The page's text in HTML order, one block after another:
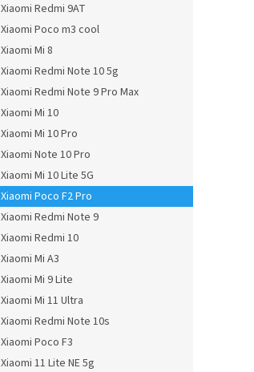
Xiaomi Redmi 9AT
Xiaomi Poco m3 cool
Xiaomi Mi 8
Xiaomi Redmi Note 10 5g
Xiaomi Redmi Note 9 Pro Max
Xiaomi Mi 10
Xiaomi Mi 10 Pro
Xiaomi Note 10 Pro
Xiaomi Mi 10 Lite 5G
Xiaomi Poco F2 Pro
Xiaomi Redmi Note 9
Xiaomi Redmi 10
Xiaomi Mi A3
Xiaomi Mi 9 Lite
Xiaomi Mi 11 Ultra
Xiaomi Redmi Note 10s
Xiaomi Poco F3
Xiaomi 11 Lite NE 5g